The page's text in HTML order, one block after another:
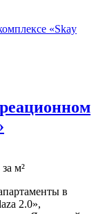
за м²
в
2.0»,